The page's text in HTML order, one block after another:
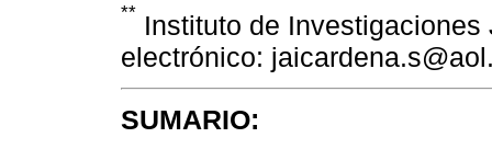
** Instituto de
electrónico:
SUMARIO: